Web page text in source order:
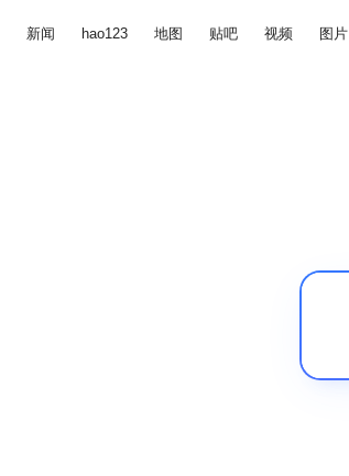
新闻 hao123 地图 贴吧 视频 图片